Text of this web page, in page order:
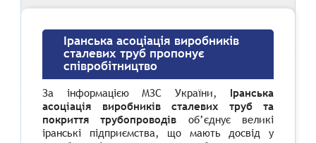
Іранська асоціація виробників
сталевих труб пропонує
співробітництво
За інформацією МЗС України, Іранська
асоціація виробників сталевих труб та
покриття трубопроводів об’єднує великі
іранські підприємства, що мають досвід у